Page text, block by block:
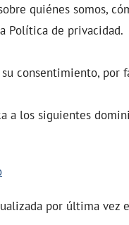
quiénes somos,
Política de privacidad.
consentimiento,
a los siguientes
por última vez